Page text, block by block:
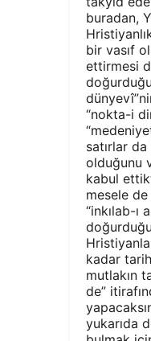
buradan,
bir vasıf
ettirmesi
“nokta-i
satırlar
olduğunu
kabul
mesele
“inkılab-
kadar
mutlakın
de”
yukarıda